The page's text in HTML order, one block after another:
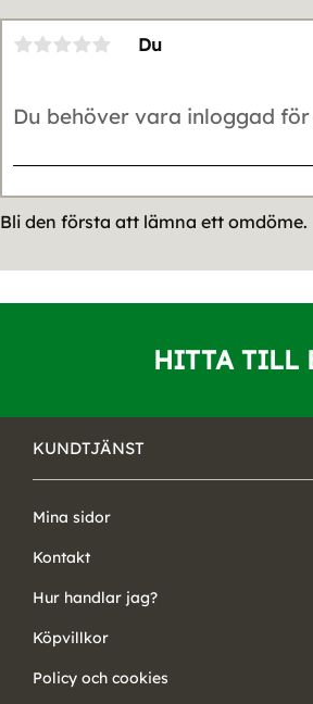
Du
Bli den första att lämna ett omdöme.
HITTA TILL
KUNDTJÄNST
Mina sidor
Kontakt
Hur handlar jag?
Köpvillkor
Policy och cookies